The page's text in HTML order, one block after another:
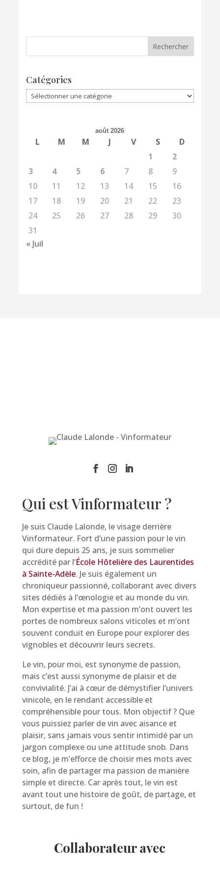
Catégories
Catégories
août 2026
L M M J V S
D
1
2
3
4 5 6 7 8
9
10
11 12 13 14 15
16
17
18 19 20 21 22
23
24
25 26 27 28 29
30
31
« Juil
Qui est Vinformateur ?
Je suis Claude Lalonde, le visage derrière
Vinformateur. Fort d’une passion pour le vin
qui dure depuis 25 ans, je suis sommelier
accrédité par l’École Hôtelière des Laurentides
à Sainte-Adèle. Je suis également un
chroniqueur passionné, collaborant avec divers
sites dédiés à l’œnologie et au monde du vin.
Mon expertise et ma passion m’ont ouvert les
portes de nombreux salons viticoles et m’ont
souvent conduit en Europe pour explorer des
vignobles et découvrir leurs secrets.
Le vin, pour moi, est synonyme de passion,
mais c’est aussi synonyme de plaisir et de
convivialité. J’ai à cœur de démystifier l’univers
vinicole, en le rendant accessible et
compréhensible pour tous. Mon objectif ? Que
vous puissiez parler de vin avec aisance et
plaisir, sans jamais vous sentir intimidé par un
jargon complexe ou une attitude snob. Dans
ce blog, je m’efforce de choisir mes mots avec
soin, afin de partager ma passion de manière
simple et directe. Car après tout, le vin est
avant tout une histoire de goût, de partage, et
surtout, de fun !
Collaborateur avec